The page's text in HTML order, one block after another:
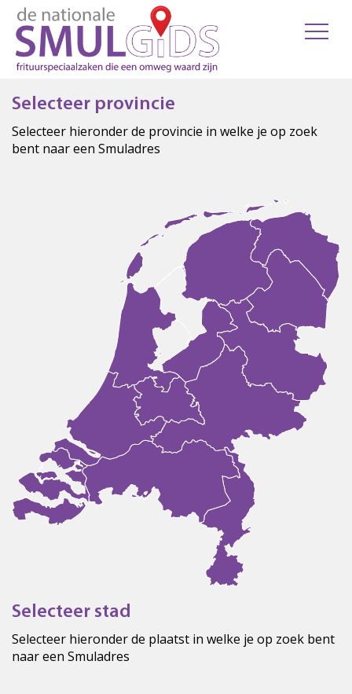
Selecteer provincie
Selecteer hieronder de provincie in welke je op zoek
bent naar een Smuladres
Selecteer stad
Selecteer hieronder de plaatst in welke je op zoek bent
naar een Smuladres